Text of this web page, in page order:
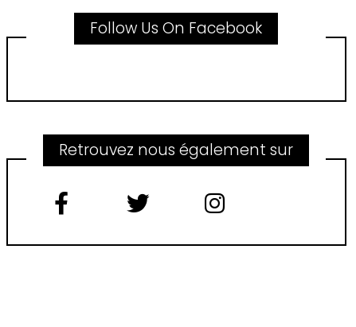
Follow Us On Facebook
Retrouvez nous également sur